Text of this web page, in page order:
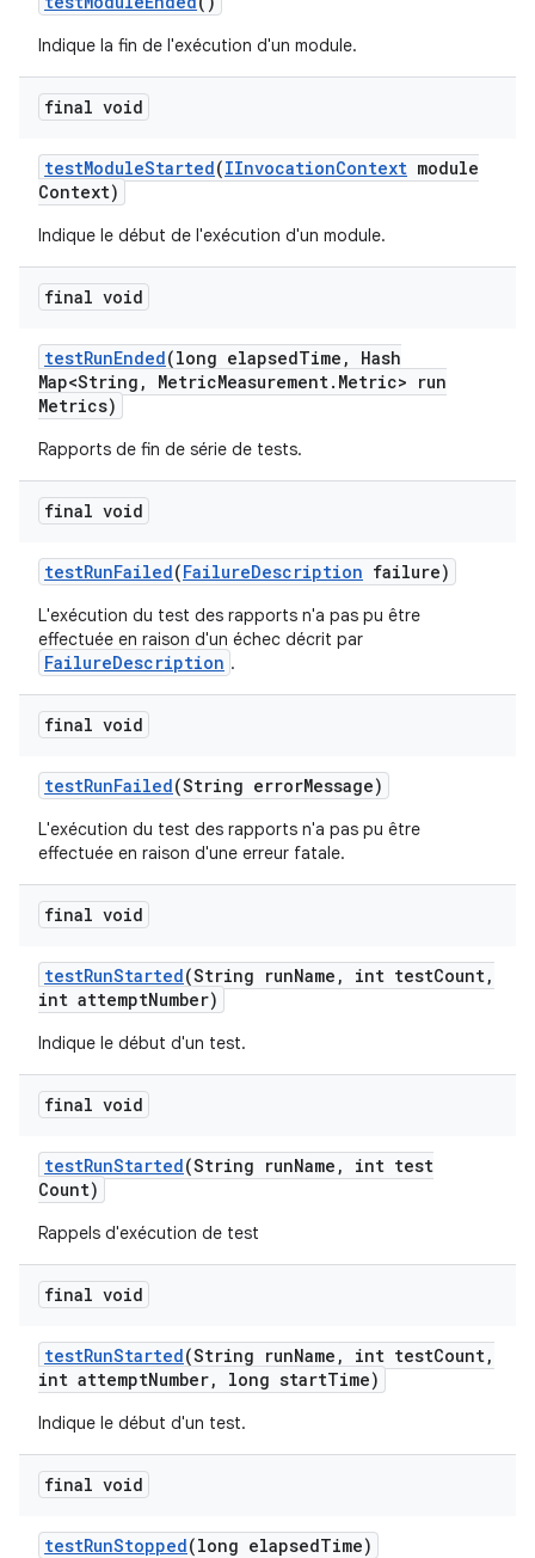
Indique la fin de l'exécution d'un module.
final void
testModuleStarted(IInvocationContext module
Context)
Indique le début de l'exécution d'un module.
final void
testRunEnded(long elapsedTime ,
Hash
Map<String , MetricMeasurement. Metric> run
Metrics)
Rapports de fin de série de tests.
final void
testRunFailed(FailureDescription failure)
L'exécution du test des rapports n'a pas pu être
effectuée en raison d'un échec décrit par
FailureDescription .
final void
testRunFailed(String errorMessage)
L'exécution du test des rapports n'a pas pu être
effectuée en raison d'une erreur fatale.
final void
testRunStarted(String runName , int testCount,
int attemptNumber)
Indique le début d'un test.
final void
testRunStarted(String runName ,
int test
Count)
Rappels d'exécution de test
final void
testRunStarted(String runName , int testCount,
int attemptNumber, long startTime)
Indique le début d'un test.
final void
testRunStopped(long elapsedTime)